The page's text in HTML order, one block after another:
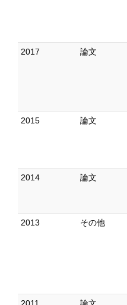
2017 論文
2015 論文
2014 論文
2013 その他